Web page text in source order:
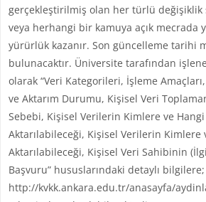
gerçekleştirilmiş olan her türlü değişiklik
veya herhangi bir kamuya açık mecrada
yürürlük kazanır. Son güncelleme tarihi
bulunacaktır. Üniversite tarafından
olarak “Veri Kategorileri, İşleme
ve Aktarım Durumu, Kişisel Veri
Sebebi, Kişisel Verilerin Kimlere ve
Aktarılabileceği, Kişisel Verilerin Kimlere
Aktarılabileceği, Kişisel Veri Sahibinin
Başvuru” hususlarındaki detaylı bilgilere;
http://kvkk.ankara.edu.tr/anasayfa/